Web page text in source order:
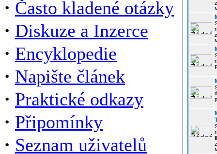
· Často kladené otázky
· Diskuze a Inzerce
· Encyklopedie
· Napište článek
· Praktické odkazy
· Připomínky
· Seznam uživatelů